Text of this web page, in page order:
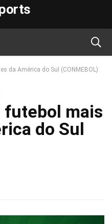
da América do Sul (CONMEBOL)
futebol mais
do Sul